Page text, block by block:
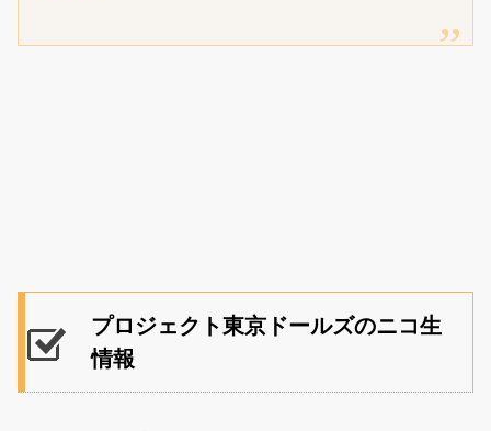
プロジェクト東京ドールズのニコ生
情報